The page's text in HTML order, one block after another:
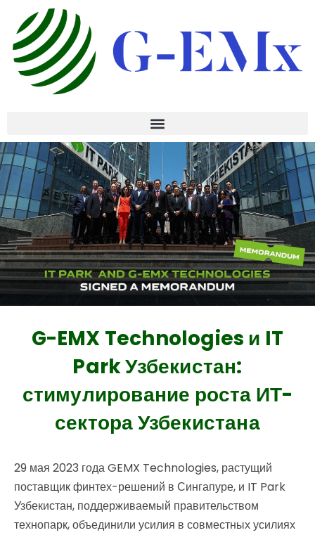
G-EMX Technologies и IT
Park Узбекистан:
стимулирование роста ИТ-
сектора Узбекистана
29 мая 2023 года GEMX Technologies, растущий
поставщик финтех-решений в Сингапуре, и IT Park
Узбекистан, поддерживаемый правительством
технопарк, объединили усилия в совместных усилиях